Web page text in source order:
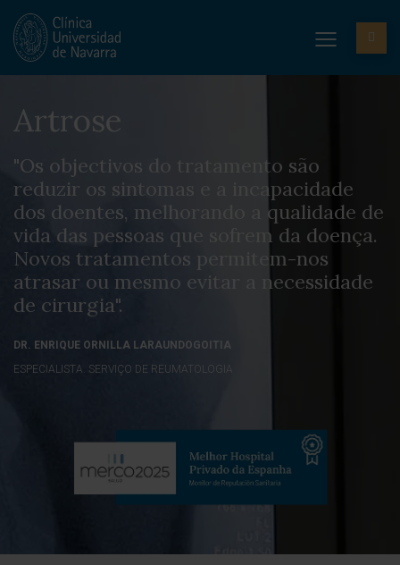
Artrose
"Os objectivos do tratamento são
reduzir os sintomas e a incapacidade
dos doentes, melhorando a qualidade de
vida das pessoas que sofrem da doença.
Novos tratamentos permitem-nos
atrasar ou mesmo evitar a necessidade
de cirurgia".
DR. ENRIQUE ORNILLA LARAUNDOGOITIA
ESPECIALISTA. SERVIÇO DE REUMATOLOGIA